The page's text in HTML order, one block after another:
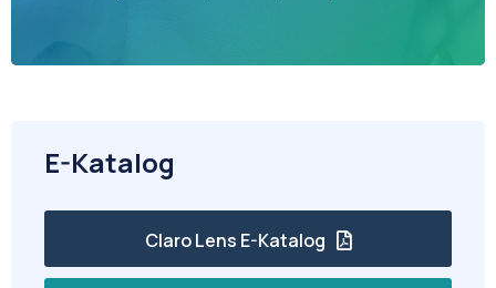
E-Katalog
Claro Lens E-Katalog